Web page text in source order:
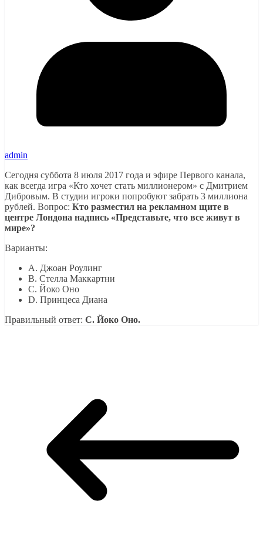
admin
Сегодня суббота 8 июля 2017 года и эфире Первого канала,
как всегда игра «Кто хочет стать миллионером» с Дмитрием
Дибровым. В студии игроки попробуют забрать 3 миллиона
рублей. Вопрос: Кто разместил на рекламном щите в
центре Лондона надпись «Представьте, что все живут в
мире»?
Варианты:
A. Джоан Роулинг
B. Стелла Маккартни
C. Йоко Оно
D. Принцеса Диана
Правильный ответ: C. Йоко Оно.